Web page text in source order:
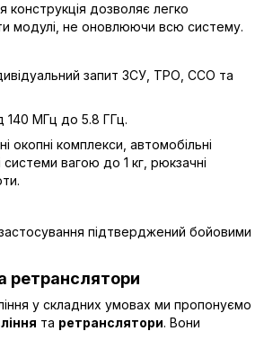
конструкція дозволяє легко
модулі, не оновлюючи всю систему.
запит ЗСУ, ТРО, ССО та
140 МГц до 5.8 ГГц.
окопні комплекси, автомобільні
системи вагою до 1 кг, рюкзачні
підтверджений бойовими
ретранслятори
у складних умовах ми пропонуємо
та ретранслятори. Вони